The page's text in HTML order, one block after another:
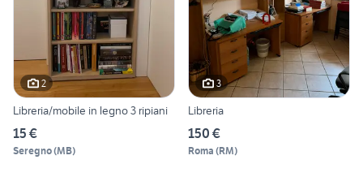
2
Libreria/mobile in legno 3 ripiani
15 €
Seregno(MB)
3
Libreria
150 €
Roma (RM)